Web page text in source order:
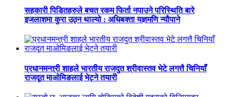
सहकारी पिडितहरुले बचत रकम फिर्ता नपाउने परिस्थिति बारे
इजलाशमा कुरा उठ्न थाल्यो : अधिबक्ता यज्ञमणि न्यौपाने
प्रधानमन्त्री शाहले भारतीय राजदुत श्रीवास्तव भेटे लगत्तै चिनियाँ
राजदूत माओमिङलाई भेट्ने तयारी